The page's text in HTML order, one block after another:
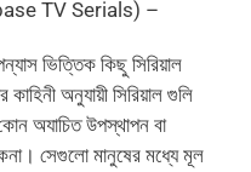
base TV Serials) –
ভিত্তিক কিছু সিরিয়াল
অনুযায়ী সিরিয়াল গুলি
অযাচিত উপস্থাপন বা
সেগুলো মানুষের মধ্যে মূল